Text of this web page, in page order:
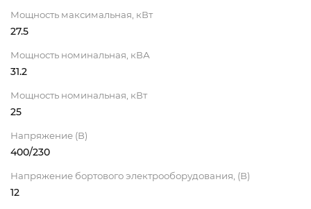
Мощность максимальная, кВт
27.5
Мощность номинальная, кВА
31.2
Мощность номинальная, кВт
25
Напряжение (В)
400/230
Напряжение бортового электрооборудования, (В)
12